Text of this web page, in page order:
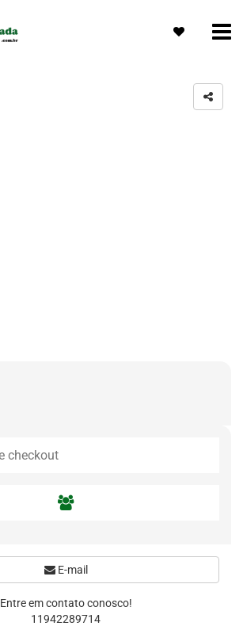
E-mail
Entre em contato conosco!
11942289714